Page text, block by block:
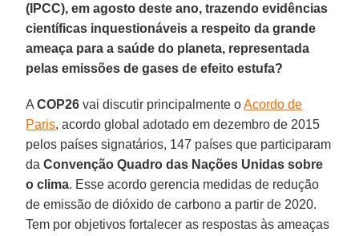
(IPCC), em agosto deste ano, trazendo evidências
científicas inquestionáveis a respeito da grande
ameaça para a saúde do planeta, representada
pelas emissões de gases de efeito estufa?
ACOP26 vai discutir principalmente oAcordo de
Paris, acordo global adotado em dezembro de 2015
pelos países signatários, 147 países que participaram
daConvenção Quadro das Nações Unidas sobre
o clima. Esse acordo gerencia medidas de redução
de emissão de dióxido de carbono a partir de 2020.
Tem por objetivos fortalecer as respostas às ameaças